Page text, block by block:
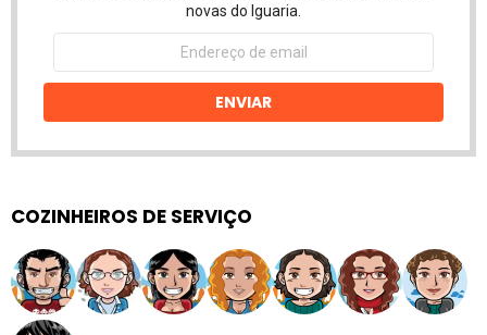
novas do Iguaria.
Endereço
email
ENVIAR
COZINHEIROS DE SERVIÇO